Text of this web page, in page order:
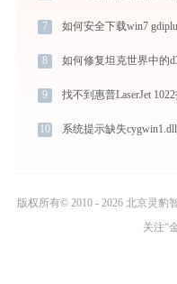
7 如何安全下载win7
8 如何修复坦克世界中的
9
10 系统提示缺失
版权所有© 2010 - 2026 北京灵豹
关注“